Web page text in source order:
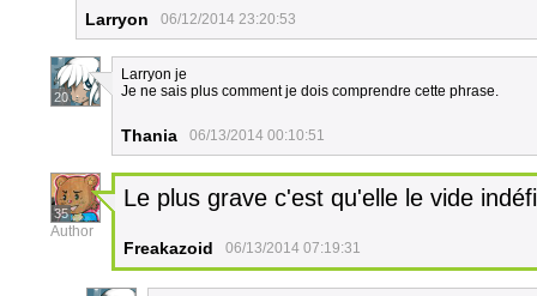
Larryon 06/12/2014 23:20:53
20
Larryon je
Je ne sais plus comment je dois comprendre cette phrase.
Thania 06/13/2014 00:10:51
35
Author
Le plus grave c'est qu'elle le vide
Freakazoid 06/13/2014 07:19:31